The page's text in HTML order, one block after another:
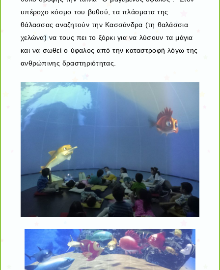
υπέροχο κόσμο του βυθού, τα πλάσματα της
θάλασσας αναζητούν την Κασσάνδρα (τη θαλάσσια
χελώνα) να τους πει το ξόρκι για να λύσουν τα μάγια
και να σωθεί ο ύφαλος από την καταστροφή λόγω της
ανθρώπινης δραστηριότητας.